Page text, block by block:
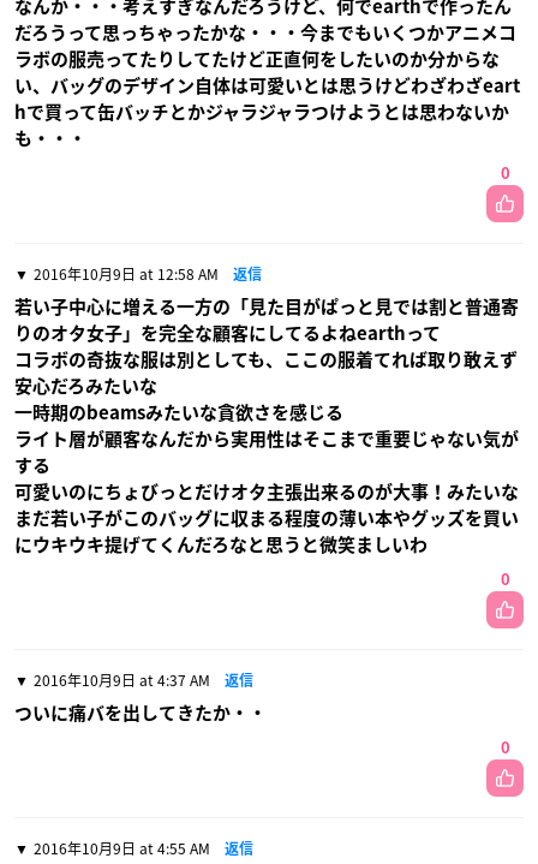
なんか・・・考えすぎなんだろうけど、何でearthで作ったん
だろうって思っちゃったかな・・・今までもいくつかアニメコ
ラボの服売ってたりしてたけど正直何をしたいのか分からな
い、バッグのデザイン自体は可愛いとは思うけどわざわざeart
hで買って缶バッチとかジャラジャラつけようとは思わないか
も・・・
0
2016年10月9日 at 12:58 AM 返信
若い子中心に増える一方の「見た目がぱっと見では割と普通寄
りのオタ女子」を完全な顧客にしてるよねearthって
コラボの奇抜な服は別としても、ここの服着てれば取り敢えず
安心だろみたいな
一時期のbeamsみたいな貪欲さを感じる
ライト層が顧客なんだから実用性はそこまで重要じゃない気が
する
可愛いのにちょびっとだけオタ主張出来るのが大事！みたいな
まだ若い子がこのバッグに収まる程度の薄い本やグッズを買い
にウキウキ提げてくんだろなと思うと微笑ましいわ
0
2016年10月9日 at 4:37 AM 返信
ついに痛バを出してきたか・・
0
2016年10月9日 at 4:55 AM 返信